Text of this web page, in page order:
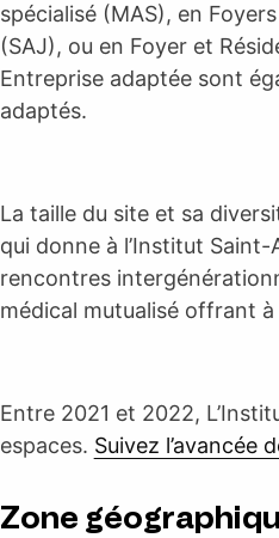
spécialisé (MAS), en
(SAJ), ou en Foyer et
Entreprise adaptée sont
adaptés.
La taille du site et sa
qui donne à l’Institut
rencontres
médical mutualisé offrant
Entre 2021 et 2022,
espaces. Suivez l’avancée
Zone